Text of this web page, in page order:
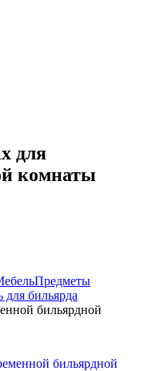
для
комнаты
Предметы
для бильярда
бильярдной